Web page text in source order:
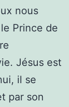
nous
Prince de
Jésus est
il se
par son